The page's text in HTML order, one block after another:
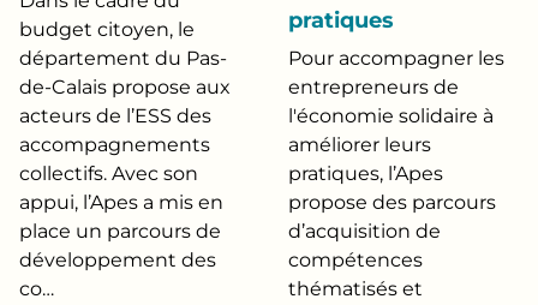
budget citoyen, le
département du Pas-
de-Calais propose aux
acteurs de l’ESS des
accompagnements
collectifs. Avec son
appui, l’Apes a mis en
place un parcours de
développement des
co…
pratiques
Pour accompagner les
entrepreneurs de
l'économie solidaire à
améliorer leurs
pratiques, l’Apes
propose des parcours
d’acquisition de
compétences
thématisés et